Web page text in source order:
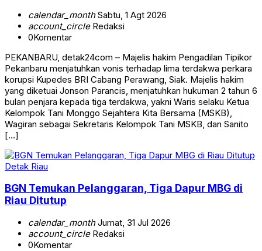
calendar_monthSabtu, 1 Agt 2026
account_circleRedaksi
0Komentar
PEKANBARU, detak24com – Majelis hakim Pengadilan Tipikor
Pekanbaru menjatuhkan vonis terhadap lima terdakwa perkara
korupsi Kupedes BRI Cabang Perawang, Siak. Majelis hakim
yang diketuai Jonson Parancis, menjatuhkan hukuman 2 tahun 6
bulan penjara kepada tiga terdakwa, yakni Waris selaku Ketua
Kelompok Tani Monggo Sejahtera Kita Bersama (MSKB),
Wagiran sebagai Sekretaris Kelompok Tani MSKB, dan Sanito
[…]
Detak Riau
BGN Temukan Pelanggaran, Tiga Dapur MBG di
Riau Ditutup
calendar_monthJumat, 31 Jul 2026
account_circleRedaksi
0Komentar